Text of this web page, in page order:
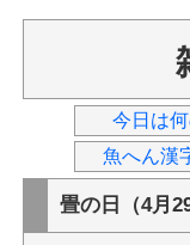
今日は何
魚へん漢
畳の日（4月